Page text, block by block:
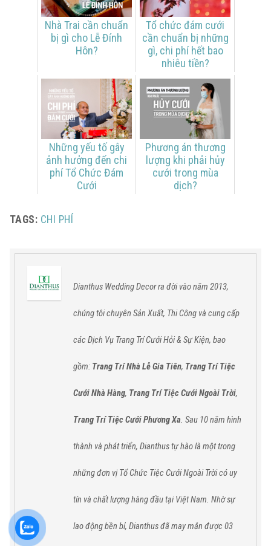
Nhà Trai cần chuẩn
bị gì cho Lễ Đính
Hôn?
Tổ chức đám cưới
cần chuẩn bị những
gì, chi phí hết bao
nhiêu tiền?
Những yếu tố gây
ảnh hưởng đến chi
phí Tổ Chức Đám
Cưới
Phương án thương
lượng khi phải hủy
cưới trong mùa
dịch?
TAGS: CHI PHÍ
Dianthus Wedding Decor ra đời vào năm 2013,
chúng tôi chuyên Sản Xuất, Thi Công và cung cấp
các Dịch Vụ Trang Trí Cưới Hỏi & Sự Kiện, bao
gồm: Trang Trí Nhà Lễ Gia Tiên, Trang Trí Tiệc
Cưới Nhà Hàng, Trang Trí Tiệc Cưới Ngoài Trời,
Trang Trí Tiệc Cưới Phương Xa. Sau 10 năm hình
thành và phát triển, Dianthus tự hàolà một trong
những đơn vị Tổ Chức Tiệc Cưới Ngoài Trời có uy
tín và chất lượng hàng đầu tại Việt Nam. Nhờ sự
lao động bền bỉ, Dianthusđãmay mắn được 03